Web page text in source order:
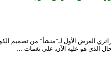
الذي هو عليه الآن. على نغمات …